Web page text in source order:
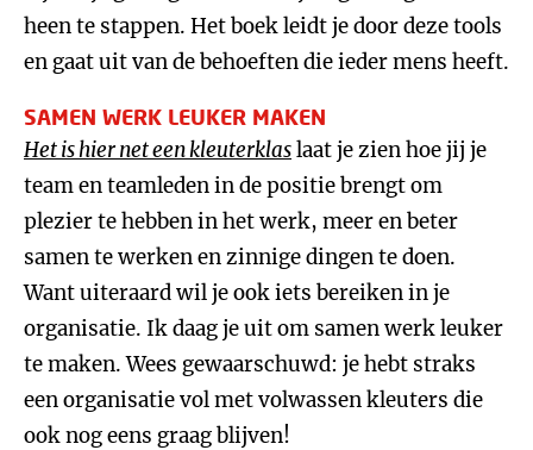
heen te stappen. Het boek leidt je door deze tools
en gaat uit van de behoeften die ieder mens heeft.
SAMEN WERK LEUKER MAKEN
Het is hier net een kleuterklaslaat je zien hoe jij je
team en teamleden in de positie brengt om
plezier te hebben in het werk, meer en beter
samen te werken en zinnige dingen te doen.
Want uiteraard wil je ook iets bereiken in je
organisatie. Ik daag je uit om samen werk leuker
te maken. Wees gewaarschuwd: je hebt straks
een organisatie vol met volwassen kleuters die
ook nog eens graag blijven!